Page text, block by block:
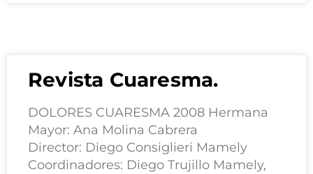
Revista Cuaresma.
DOLORES CUARESMA 2008 Hermana
Mayor: Ana Molina Cabrera
Director: Diego Consiglieri Mamely
Coordinadores: Diego Trujillo Mamely,